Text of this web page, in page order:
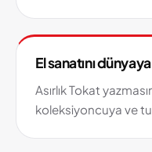
El sanatını dünyaya
Asırlık Tokat
koleksiyoncuya ve